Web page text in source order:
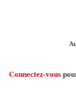
Connectez-vous